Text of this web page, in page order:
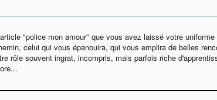
"police mon amour" que vous avez laissé votre
celui qui vous épanouira, qui vous emplira de belles
rôle souvent ingrat, incompris, mais parfois riche